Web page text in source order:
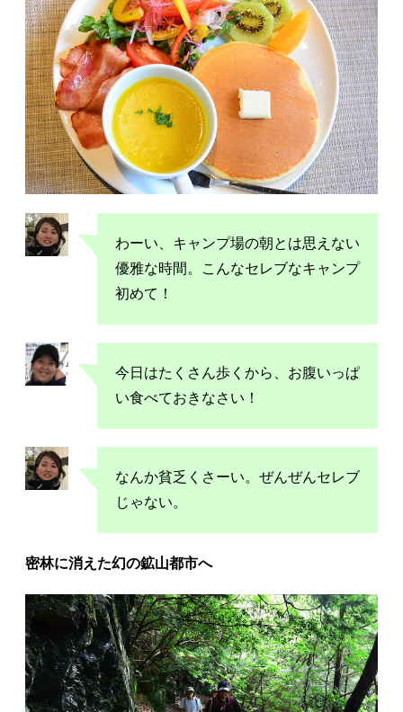
わーい、キャンプ場の朝とは思えない
優雅な時間。こんなセレブなキャンプ
初めて！
今日はたくさん歩くから、お腹いっぱ
い食べておきなさい！
なんか貧乏くさーい。ぜんぜんセレブ
じゃない。
密林に消えた幻の鉱山都市へ